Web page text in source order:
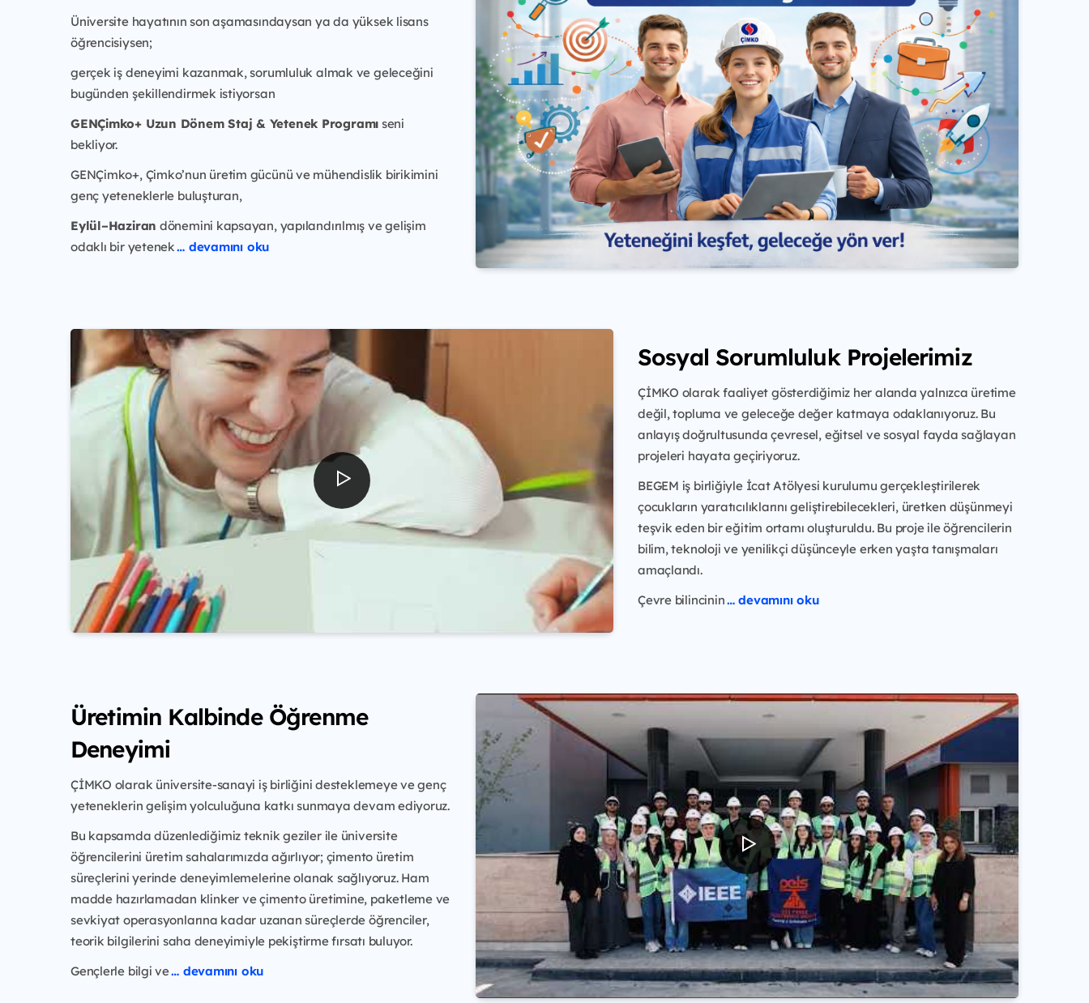
Üniversite hayatının son aşamasındaysan ya da yüksek lisans
öğrencisiysen;
gerçek iş deneyimi kazanmak, sorumluluk almak ve geleceğini
bugünden şekillendirmek istiyorsan
GENÇimko+ Uzun Dönem Staj & Yetenek Programı seni
bekliyor.
GENÇimko+, Çimko’nun üretim gücünü ve mühendislik birikimini
genç yeteneklerle buluşturan,
Eylül–Haziran dönemini kapsayan, yapılandırılmış ve gelişim
odaklı bir yetenek… devamını oku
Sosyal Sorumluluk Projelerimiz
ÇİMKO olarak faaliyet gösterdiğimiz her alanda yalnızca üretime
değil, topluma ve geleceğe değer katmaya odaklanıyoruz. Bu
anlayış doğrultusunda çevresel, eğitsel ve sosyal fayda sağlayan
projeleri hayata geçiriyoruz.
BEGEM iş birliğiyle İcat Atölyesi kurulumu gerçekleştirilerek
çocukların yaratıcılıklarını geliştirebilecekleri, üretken düşünmeyi
teşvik eden bir eğitim ortamı oluşturuldu. Bu proje ile öğrencilerin
bilim, teknoloji ve yenilikçi düşünceyle erken yaşta tanışmaları
amaçlandı.
Çevre bilincinin… devamını oku
Üretimin Kalbinde Öğrenme
Deneyimi
ÇİMKO olarak üniversite-sanayi iş birliğini desteklemeye ve genç
yeteneklerin gelişim yolculuğuna katkı sunmaya devam ediyoruz.
Bu kapsamda düzenlediğimiz teknik geziler ile üniversite
öğrencilerini üretim sahalarımızda ağırlıyor; çimento üretim
süreçlerini yerinde deneyimlemelerine olanak sağlıyoruz. Ham
madde hazırlamadan klinker ve çimento üretimine, paketleme ve
sevkiyat operasyonlarına kadar uzanan süreçlerde öğrenciler,
teorik bilgilerini saha deneyimiyle pekiştirme fırsatı buluyor.
Gençlerle bilgi ve… devamını oku